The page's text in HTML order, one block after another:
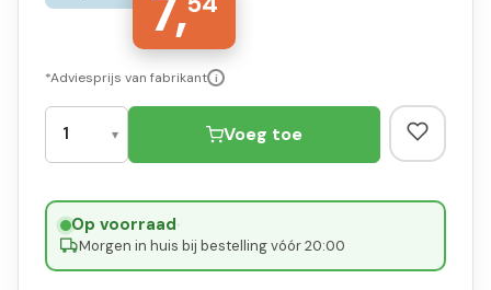
*Adviesprijs van fabrikant i
Voeg toe
Op voorraad·
Morgen in huis bij bestelling vóór 20:00